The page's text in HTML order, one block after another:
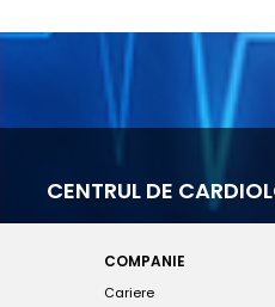
CENTRUL DE
COMPANIE
Cariere